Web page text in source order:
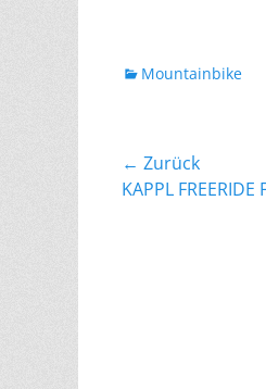
Kategorien
Mountainbike
← Zurück
Vorheriger
KAPPL